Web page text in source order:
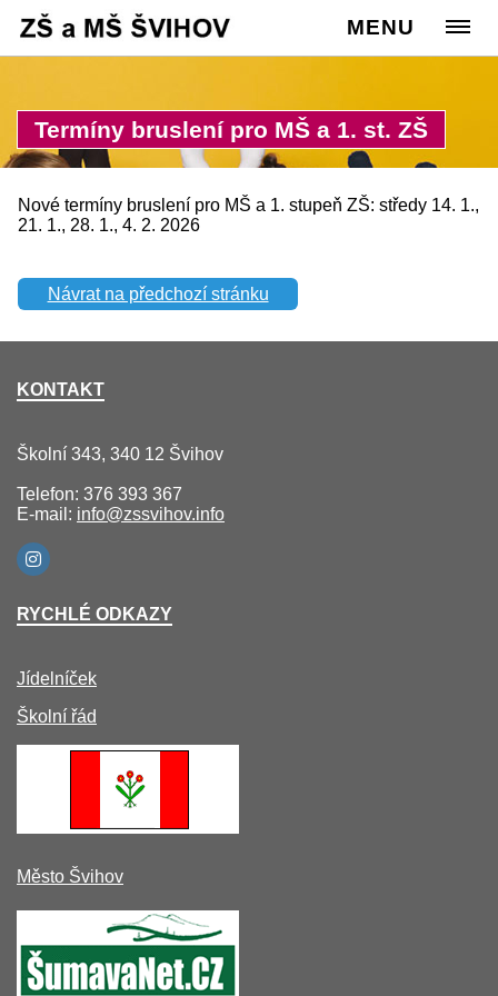
MENU
Termíny bruslení pro MŠ a 1. st. ZŠ
Cesta:www.zssvihov.info
Úvod
Nové termíny bruslení pro MŠ a 1. stupeň ZŠ: středy 14. 1.,
21. 1., 28. 1., 4. 2. 2026
Návrat na předchozí stránku
KONTAKT
Školní 343, 340 12 Švihov
Telefon: 376 393 367
E-mail: info@zssvihov.info
RYCHLÉ ODKAZY
Jídelníček
Školní řád
Město Švihov